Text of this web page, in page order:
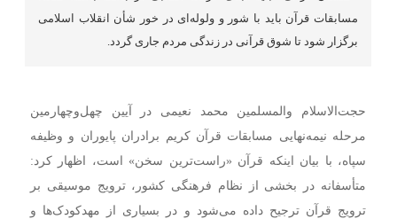
مسابقات قرآن باید با شور و ولوله‌ای در خور شأن انقلاب اسلامی
برگزار شود تا شوق قرآنی در زندگی مردم جاری گردد.
حجت‌الاسلام والمسلمین محمد نعیمی در آیین چهل‌وچهارمین
مرحله نیمه‌نهایی مسابقات قرآن کریم برادران پایوران و وظیفه
سپاه، با بیان اینکه قرآن «راست‌ترین سخن» است، اظهار کرد:
متأسفانه در بخشی از نظام فرهنگی کشور، ترویج موسیقی بر
ترویج قرآن ترجیح داده می‌شود و در بسیاری از مهدکودک‌ها و